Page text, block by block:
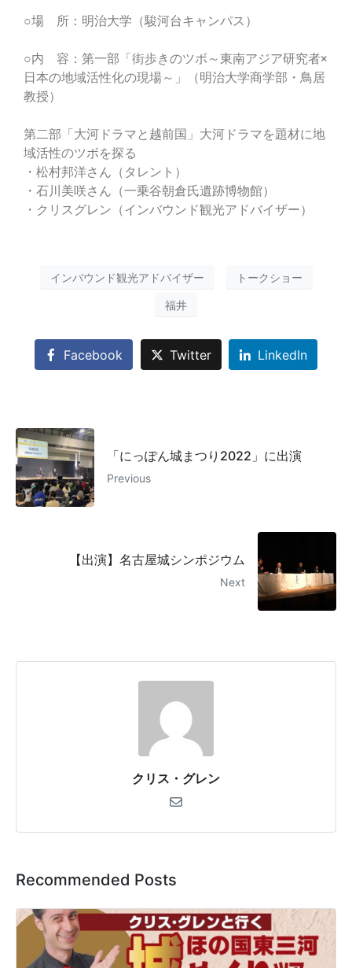
○場 所：明治大学（駿河台キャンパス）
○内 容：第一部「街歩きのツボ～東南アジア研究者×
日本の地域活性化の現場～」（明治大学商学部・鳥居
教授）
第二部「大河ドラマと越前国」大河ドラマを題材に地
域活性のツボを探る
・松村邦洋さん（タレント）
・石川美咲さん（一乗谷朝倉氏遺跡博物館）
・クリスグレン（インバウンド観光アドバイザー）
インバウンド観光アドバイザー トークショー
福井
Facebook Twitter LinkedIn
「にっぽん城まつり2022」に出演
Previous
【出演】名古屋城シンポジウム
Next
クリス・グレン
Recommended Posts